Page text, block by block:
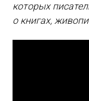
которых
о книгах,